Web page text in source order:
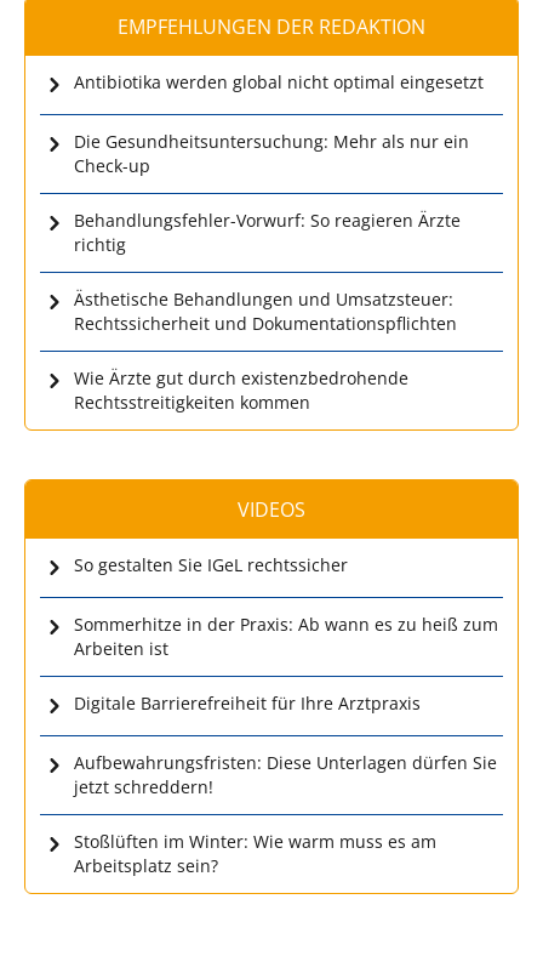
EMPFEHLUNGEN DER REDAKTION
Antibiotika werden global nicht optimal eingesetzt
Die Gesundheitsuntersuchung: Mehr als nur ein
Check-up
Behandlungsfehler-Vorwurf: So reagieren Ärzte
richtig
Ästhetische Behandlungen und Umsatzsteuer:
Rechtssicherheit und Dokumentationspflichten
Wie Ärzte gut durch existenzbedrohende
Rechtsstreitigkeiten kommen
VIDEOS
So gestalten Sie IGeL rechtssicher
Sommerhitze in der Praxis: Ab wann es zu heiß zum
Arbeiten ist
Digitale Barrierefreiheit für Ihre Arztpraxis
Aufbewahrungsfristen: Diese Unterlagen dürfen Sie
jetzt schreddern!
Stoßlüften im Winter: Wie warm muss es am
Arbeitsplatz sein?